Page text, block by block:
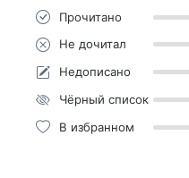
Прочитано
Не дочитал
Недописано
Чёрный список
В избранном